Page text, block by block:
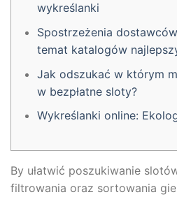
wykreślanki
Spostrzeżenia
temat katalogów
Jak odszukać w którym
w bezpłatne sloty?
Wykreślanki online:
By ułatwić poszukiwanie
filtrowania oraz sortowania